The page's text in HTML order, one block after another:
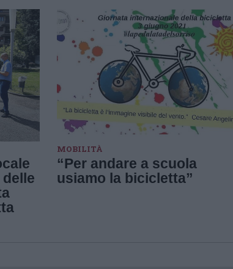
MOBILITÀ
“Per andare a scuola
usiamo la bicicletta”